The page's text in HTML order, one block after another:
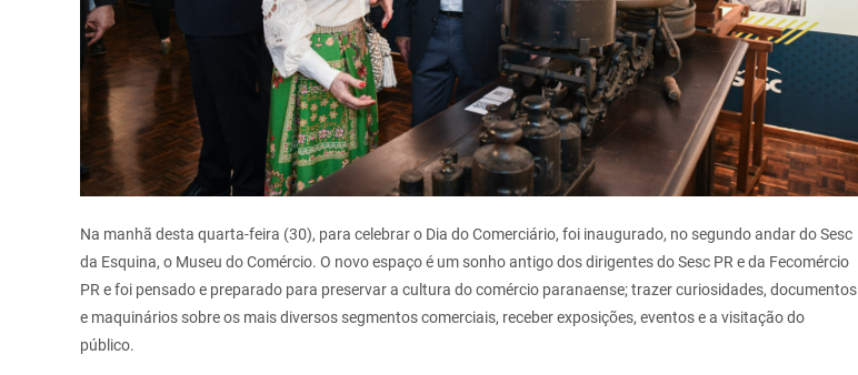
Na manhã desta quarta-feira (30), para celebrar o Dia do Comerciário, foi inaugurado, no segundo andar do Sesc
da Esquina, o Museu do Comércio. O novo espaço é um sonho antigo dos dirigentes do Sesc PR e da Fecomércio
PR e foi pensado e preparado para preservar a cultura do comércio paranaense; trazer curiosidades, documentos
e maquinários sobre os mais diversos segmentos comerciais, receber exposições, eventos e a visitação do
público.